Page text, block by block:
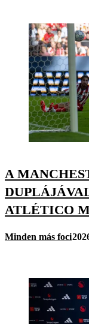
A
ATLÉTICO
Minden más foci